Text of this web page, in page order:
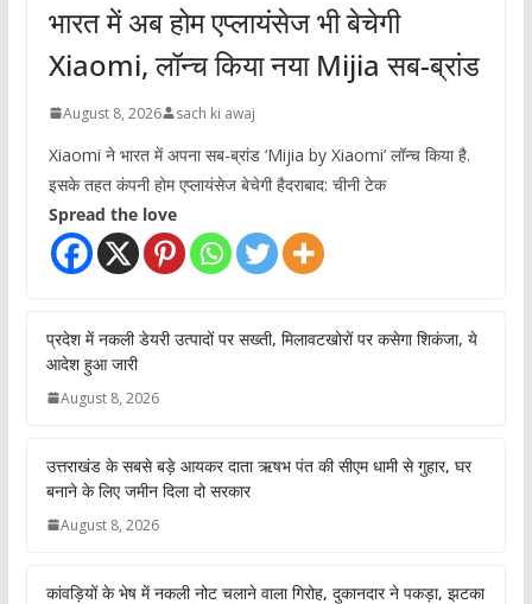
भारत में अब होम एप्लायंसेज भी बेचेगी
Xiaomi, लॉन्च किया नया Mijia सब-ब्रांड
August 8, 2026 sach ki awaj
Xiaomi ने भारत में अपना सब-ब्रांड ‘Mijia by Xiaomi’ लॉन्च किया है.
इसके तहत कंपनी होम एप्लायंसेज बेचेगी हैदराबाद: चीनी टेक
Spread the love
प्रदेश में नकली डेयरी उत्पादों पर सख्ती, मिलावटखोरों पर कसेगा शिकंजा, ये
आदेश हुआ जारी
August 8, 2026
उत्तराखंड के सबसे बड़े आयकर दाता ऋषभ पंत की सीएम धामी से गुहार, घर
बनाने के लिए जमीन दिला दो सरकार
August 8, 2026
कांवड़ियों के भेष में नकली नोट चलाने वाला गिरोह, दुकानदार ने पकड़ा, झटका